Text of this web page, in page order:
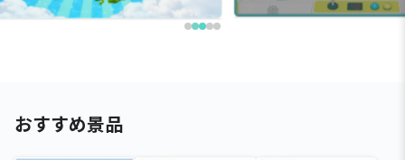
おすすめ景品